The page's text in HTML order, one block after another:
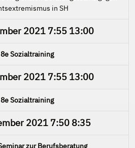
in SH
20217:55 13:00
8e Sozialtraining
20217:55 13:00
8e Sozialtraining
2021 7:50 8:35
zur Berufsberatung